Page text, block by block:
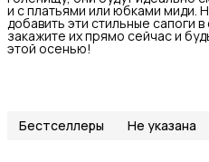
и с платьями или юбками миди.
добавить эти стильные сапоги
закажите их прямо сейчас и
этой осенью!
Бестселлеры Не указана